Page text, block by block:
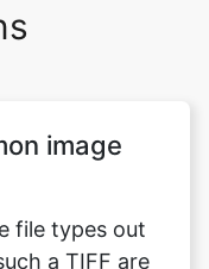
image
a TIFF are
like JPG or
The most
are JPG, TIF,